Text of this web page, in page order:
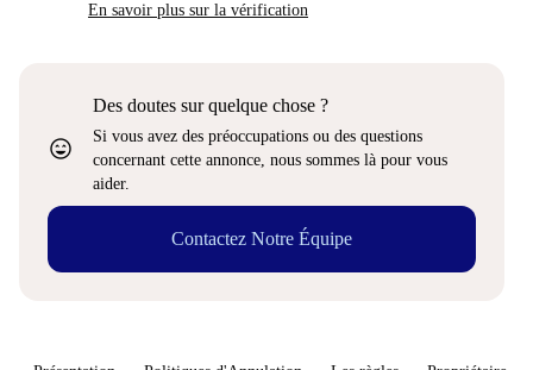
En savoir plus sur la vérification
sentiment_very_satisfied
Des doutes sur quelque chose ?
Si vous avez des préoccupations ou des questions
concernant cette annonce, nous sommes là pour vous
aider.
Contactez Notre Équipe